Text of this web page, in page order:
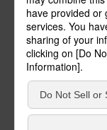
©
サイトのご利用に